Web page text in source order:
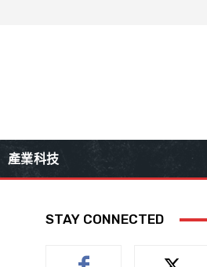
產業科技
STAY CONNECTED